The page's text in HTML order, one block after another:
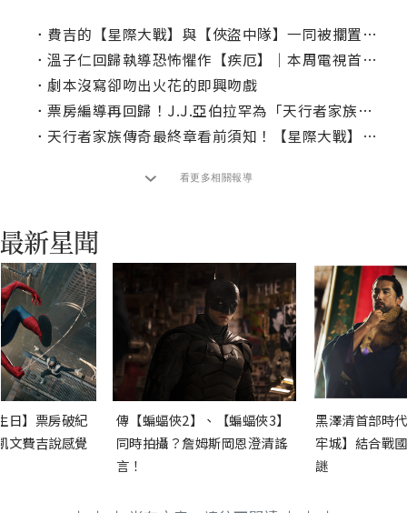
． 費吉的【星際大戰】與【俠盜中隊】一同被擱置了！
． 溫子仁回歸執導恐怖懼作【疾厄】｜本周電視首播推薦
． 劇本沒寫卻吻出火花的即興吻戲
． 票房編導再回歸！J.J.亞伯拉罕為「天行者家族」畫下完美句點
． 天行者家族傳奇最終章看前須知！【星際大戰】電影宇宙時間軸整理
看更多相關報導
日】票房破紀
文費吉說感覺
傳【蝙蝠俠2】、【蝙蝠俠3】
同時拍攝？詹姆斯岡恩澄清謠
言！
黑澤清首部時
牢城】結合戰
謎